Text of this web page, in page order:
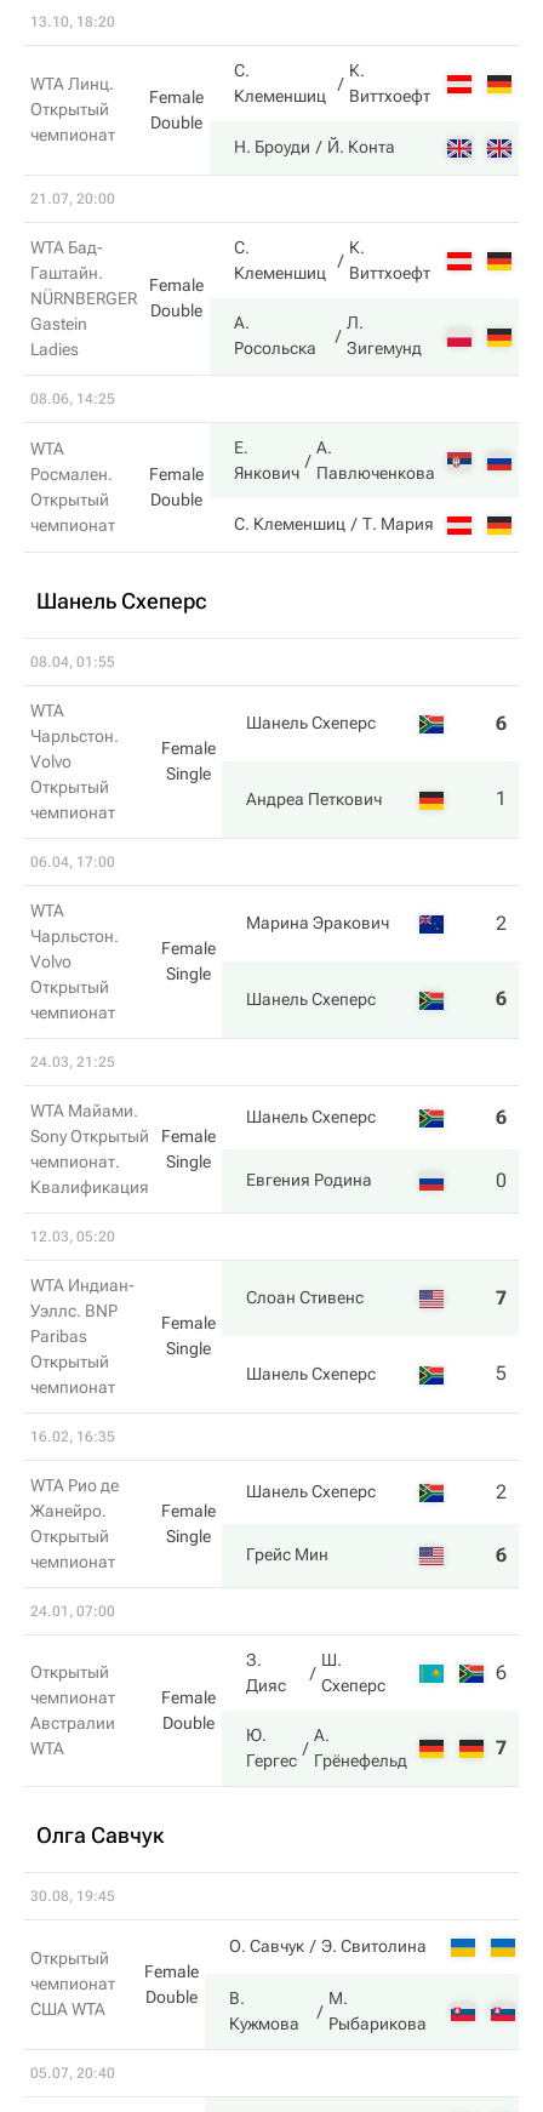
13.10, 18:20
WTA Линц.
Открытый
чемпионат
Female
Double
С.
Клеменшиц
К.
Виттхоефт
Н. Броуди Й. Конта
21.07, 20:00
WTA Бад-
Гаштайн.
NÜRNBERGER
Gastein
Ladies
Female
Double
С.
Клеменшиц
К.
Виттхоефт
А.
Росольска
Л.
Зигемунд
08.06, 14:25
WTA
Росмален.
Открытый
чемпионат
Female
Double
Е.
Янкович
А.
Павлюченкова
С. Клеменшиц Т. Мария
Шанель Схеперс
08.04, 01:55
WTA
Чарльстон.
Volvo
Открытый
чемпионат
Female
Single
Шанель Схеперс 6
Андреа Петкович 1
06.04, 17:00
WTA
Чарльстон.
Volvo
Открытый
чемпионат
Female
Single
Марина Эракович 2
Шанель Схеперс 6
24.03, 21:25
WTA Майами.
Sony Открытый
чемпионат.
Квалификация
Female
Single
Шанель Схеперс 6
Евгения Родина 0
12.03, 05:20
WTA Индиан-
Уэллс. BNP
Paribas
Открытый
чемпионат
Female
Single
Слоан Стивенс 7
Шанель Схеперс 5
16.02, 16:35
WTA Рио де
Жанейро.
Открытый
чемпионат
Female
Single
Шанель Схеперс 2
Грейс Мин 6
24.01, 07:00
Открытый
чемпионат
Австралии
WTA
Female
Double
З.
Дияс
Ш.
Схеперс
6
Ю.
Гергес
А.
Грёнефельд
7
Олга Савчук
30.08, 19:45
Открытый
чемпионат
США WTA
Female
Double
О. Савчук Э. Свитолина
В.
Кужмова
М.
Рыбарикова
05.07, 20:40